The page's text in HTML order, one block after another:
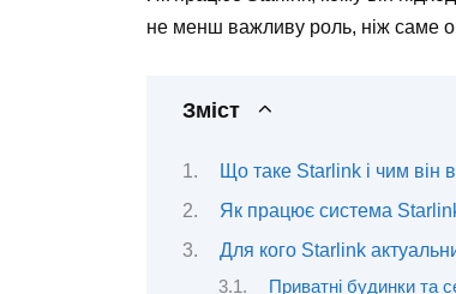
не менш важливу роль, ніж саме
Зміст
Що таке Starlink і чим він
Як працює система
Для кого Starlink
Приватні будинки та